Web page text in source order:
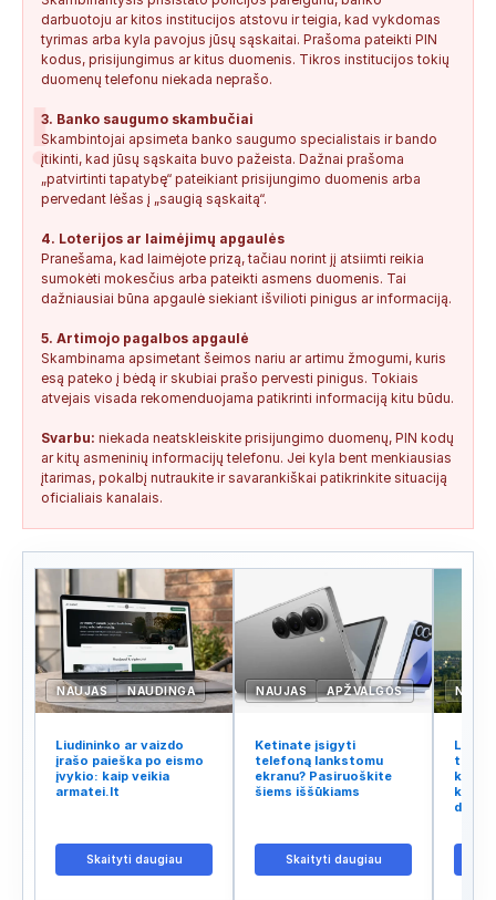
!
darbuotoju ar kitos institucijos atstovu ir teigia, kad vykdomas
tyrimas arba kyla pavojus jūsų sąskaitai. Prašoma pateikti PIN
kodus, prisijungimus ar kitus duomenis. Tikros institucijos tokių
duomenų telefonu niekada neprašo.
3. Banko saugumo skambučiai
Skambintojai apsimeta banko saugumo specialistais ir bando
įtikinti, kad jūsų sąskaita buvo pažeista. Dažnai prašoma
„patvirtinti tapatybę“ pateikiant prisijungimo duomenis arba
pervedant lėšas į „saugią sąskaitą“.
4. Loterijos ar laimėjimų apgaulės
Pranešama, kad laimėjote prizą, tačiau norint jį atsiimti reikia
sumokėti mokesčius arba pateikti asmens duomenis. Tai
dažniausiai būna apgaulė siekiant išvilioti pinigus ar informaciją.
5. Artimojo pagalbos apgaulė
Skambinama apsimetant šeimos nariu ar artimu žmogumi, kuris
esą pateko į bėdą ir skubiai prašo pervesti pinigus. Tokiais
atvejais visada rekomenduojama patikrinti informaciją kitu būdu.
Svarbu: niekada neatskleiskite prisijungimo duomenų, PIN kodų
ar kitų asmeninių informacijų telefonu. Jei kyla bent menkiausias
įtarimas, pokalbį nutraukite ir savarankiškai patikrinkite situaciją
oficialiais kanalais.
NAUJAS NAUDINGA
Liudininko ar vaizdo
įrašo paieška po eismo
įvykio: kaip veikia
armatei.lt
Skaityti daugiau
NAUJAS APŽVALGOS
Ketinate įsigyti
telefoną lankstomu
ekranu? Pasiruoškite
šiems iššūkiams
Skaityti daugiau
tinklo
kodėl
kalba